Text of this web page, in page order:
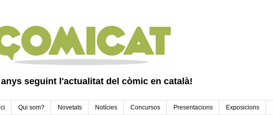
anys seguint l'actualitat del còmic en català!
Qui som? Novetats Notícies Concursos Presentacions Exposicions